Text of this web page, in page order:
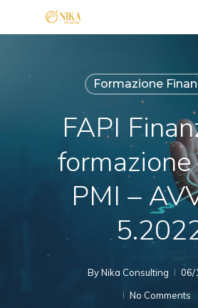
to
content
Formazione
FAPI
PMI –
By Nika Consulting
06/
No Comments